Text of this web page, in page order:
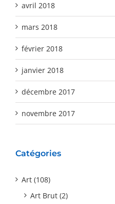
avril 2018
mars 2018
février 2018
janvier 2018
décembre 2017
novembre 2017
Catégories
Art (108)
Art Brut (2)